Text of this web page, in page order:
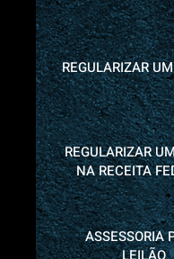
ASSESSORIA
REGULARIZAR
REGULARIZAR
NA RECEITA